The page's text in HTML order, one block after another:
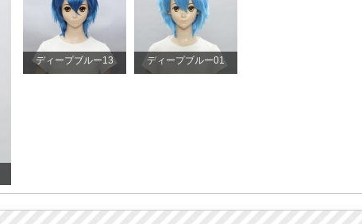
ディープブルー13 ディープブルー01